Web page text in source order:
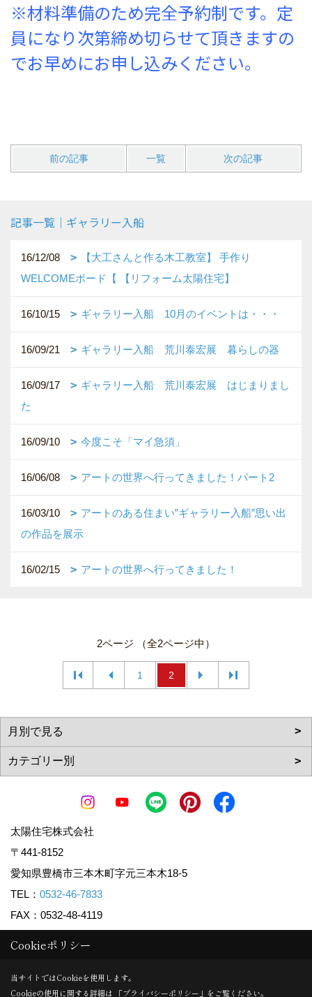
※材料準備のため完全予約制です。定
員になり次第締め切らせて頂きますの
でお早めにお申し込みください。
前の記事 一覧 次の記事
記事一覧｜ギャラリー入船
16/12/08
【大工さんと作る木工教室】 手作り
WELCOMEボード【 【リフォーム太陽住宅】
16/10/15 ギャラリー入船 10月のイベントは・・・
16/09/21 ギャラリー入船 荒川泰宏展 暮らしの器
16/09/17
ギャラリー入船 荒川泰宏展 はじまりまし
た
16/09/10 今度こそ「マイ急須」
16/06/08 アートの世界へ行ってきました！パート2
16/03/10
アートのある住まい”ギャラリー入船”思い出
の作品を展示
16/02/15 アートの世界へ行ってきました！
2ページ （全2ページ中）
1 2
太陽住宅株式会社
〒441-8152
愛知県豊橋市三本木町字元三本木18-5
TEL： 0532-46-7833
FAX：0532-48-4119
Cookieポリシー
当サイトではCookieを使用します。
Cookieの使用に関する詳細は 「プライバシーポリシー 」をご覧ください。